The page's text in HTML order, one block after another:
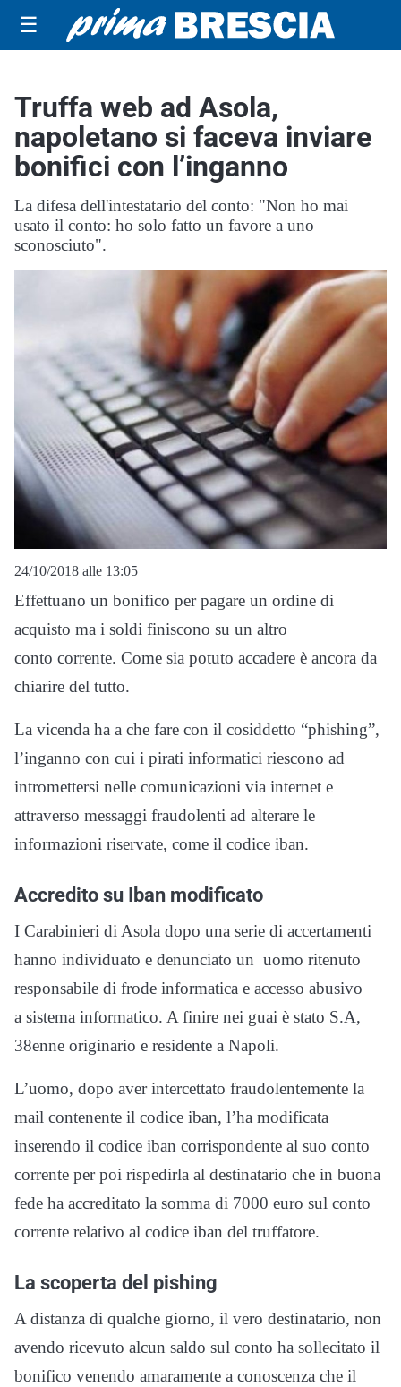
☰
Truffa web ad Asola,
napoletano si faceva inviare
bonifici con l’inganno
La difesa dell'intestatario del conto: "Non ho mai
usato il conto: ho solo fatto un favore a uno
sconosciuto".
24/10/2018 alle 13:05
Effettuano un bonifico per pagare un ordine di
acquisto ma i soldi finiscono su un altro
conto corrente. Come sia potuto accadere è ancora da
chiarire del tutto.
La vicenda ha a che fare con il cosiddetto “phishing”,
l’inganno con cui i pirati informatici riescono ad
intromettersi nelle comunicazioni via internet e
attraverso messaggi fraudolenti ad alterare le
informazioni riservate, come il codice iban.
Accredito su Iban modificato
I Carabinieri di Asola dopo una serie di accertamenti
hanno individuato e denunciato un uomo ritenuto
responsabile di frode informatica e accesso abusivo
a sistema informatico. A finire nei guai è stato S.A,
38enne originario e residente a Napoli.
L’uomo, dopo aver intercettato fraudolentemente la
mail contenente il codice iban, l’ha modificata
inserendo il codice iban corrispondente al suo conto
corrente per poi rispedirla al destinatario che in buona
fede ha accreditato la somma di 7000 euro sul conto
corrente relativo al codice iban del truffatore.
La scoperta del pishing
A distanza di qualche giorno, il vero destinatario, non
avendo ricevuto alcun saldo sul conto ha sollecitato il
bonifico venendo amaramente a conoscenza che il